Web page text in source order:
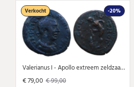
-20%
Verkocht
Valerianus I - Apollo extreem zeldzaam! (MA2318)
€ 79,00 € 99,00